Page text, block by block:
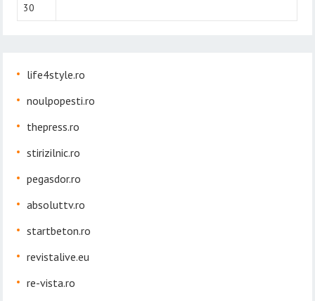
30
life4style.ro
noulpopesti.ro
thepress.ro
stirizilnic.ro
pegasdor.ro
absoluttv.ro
startbeton.ro
revistalive.eu
re-vista.ro